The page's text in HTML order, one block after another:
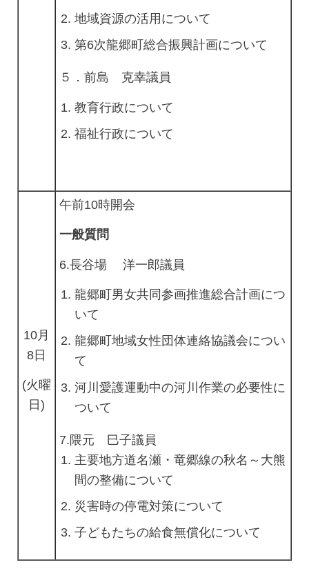
地域資源の活用について
第6次龍郷町総合振興計画について
５．前島 克幸議員
教育行政について
福祉行政について
10月
8日
(火曜
日)
午前10時開会
一般質問
6.長谷場 洋一郎議員
龍郷町男女共同参画推進総合計画につ
いて
龍郷町地域女性団体連絡協議会につい
て
河川愛護運動中の河川作業の必要性に
ついて
7.隈元 巳子議員
主要地方道名瀬・竜郷線の秋名～大熊
間の整備について
災害時の停電対策について
子どもたちの給食無償化について